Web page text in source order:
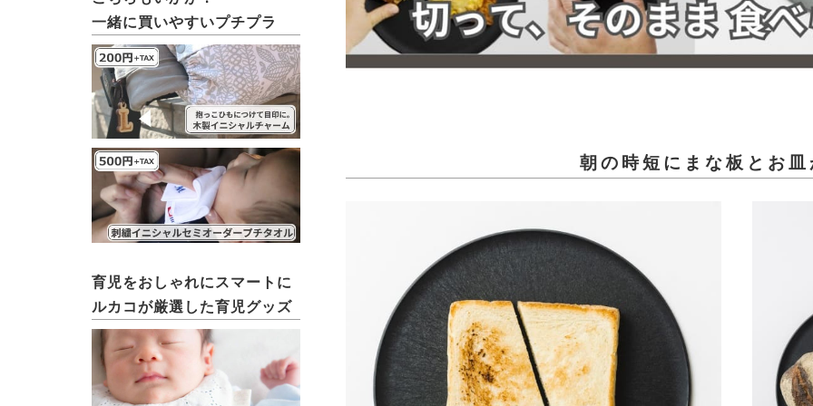
朝の時短にまな板とお
一緒に買いやすいプチプラ
育児をおしゃれにスマートに
ルカコが厳選した育児グッズ